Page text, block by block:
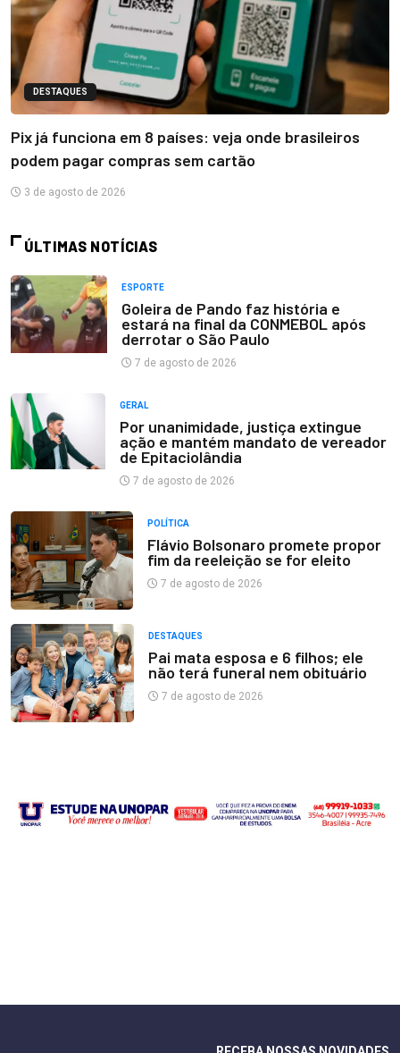
DESTAQUES
Pix já funciona em 8 países: veja onde brasileiros
podem pagar compras sem cartão
3 de agosto de 2026
ÚLTIMAS NOTÍCIAS
ESPORTE
Goleira de Pando faz história e
estará na final da CONMEBOL após
derrotar o São Paulo
7 de agosto de 2026
GERAL
Por unanimidade, justiça extingue
ação e mantém mandato de vereador
de Epitaciolândia
7 de agosto de 2026
POLÍTICA
Flávio Bolsonaro promete propor
fim da reeleição se for eleito
7 de agosto de 2026
DESTAQUES
Pai mata esposa e 6 filhos; ele
não terá funeral nem obituário
7 de agosto de 2026